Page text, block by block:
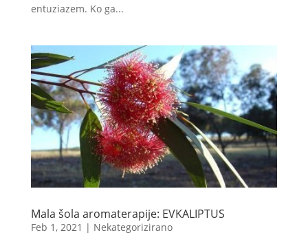
entuziazem. Ko ga...
Mala šola aromaterapije: EVKALIPTUS
Feb 1, 2021 | Nekategorizirano